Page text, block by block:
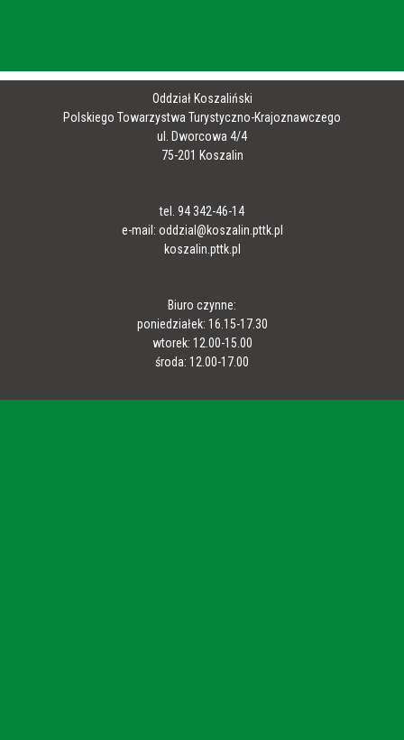
Oddział Koszaliński
Polskiego Towarzystwa Turystyczno-Krajoznawczego
ul. Dworcowa 4/4
75-201 Koszalin
tel. 94 342-46-14
e-mail: oddzial@koszalin.pttk.pl
koszalin.pttk.pl
Biuro czynne:
poniedziałek: 16.15-17.30
wtorek: 12.00-15.00
środa: 12.00-17.00